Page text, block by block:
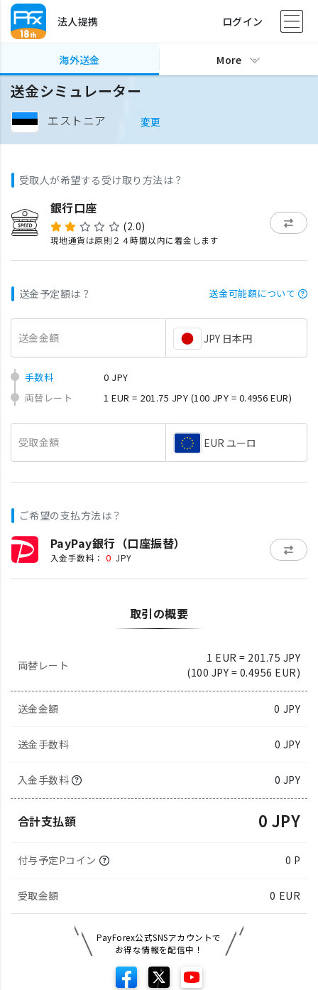
法人提携 ログイン
海外送金 More
送金シミュレーター
エストニア 変更
受取人が希望する受け取り方法は？
銀行口座
(2.0)
現地通貨は原則２４時間以内に着金します
送金予定額は？ 送金可能額について
送金金額 JPY 日本円
手数料
0 JPY
両替レート
1 EUR = 201.75 JPY (100 JPY = 0.4956 EUR)
受取金額 EUR ユーロ
ご希望の支払方法は？
PayPay銀行（口座振替）
入金手数料： 0 JPY
取引の概要
両替レート
1 EUR = 201.75 JPY
(100 JPY = 0.4956 EUR)
送金金額 0 JPY
送金手数料 0 JPY
入金手数料 0 JPY
合計支払額 0 JPY
付与予定Pコイン 0 P
受取金額 0 EUR
PayForex公式SNSアカウントで
お得な情報を配信中！